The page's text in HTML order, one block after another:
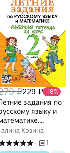
₽229 ₽ -18%
задания по
языку и
тетрадь за
курс 2 класса. ФГОС
НОВЫЙ
Козина
·
1